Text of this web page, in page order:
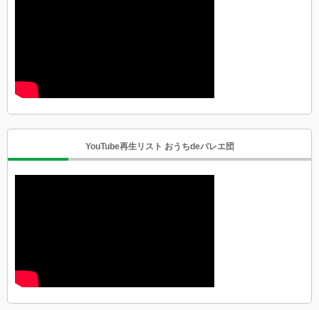
YouTube再生リスト おうちdeバレエ団